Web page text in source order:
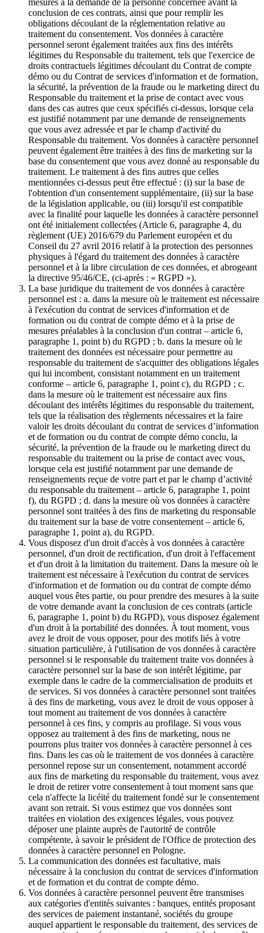
mesures à la demande de la personne concernée avant la
conclusion de ces contrats, ainsi que pour remplir les
obligations découlant de la réglementation relative au
traitement du consentement. Vos données à caractère
personnel seront également traitées aux fins des intérêts
légitimes du Responsable du traitement, tels que l'exercice de
droits contractuels légitimes découlant du Contrat de compte
démo ou du Contrat de services d'information et de formation,
la sécurité, la prévention de la fraude ou le marketing direct du
Responsable du traitement et la prise de contact avec vous
dans des cas autres que ceux spécifiés ci-dessus, lorsque cela
est justifié notamment par une demande de renseignements
que vous avez adressée et par le champ d'activité du
Responsable du traitement. Vos données à caractère personnel
peuvent également être traitées à des fins de marketing sur la
base du consentement que vous avez donné au responsable du
traitement. Le traitement à des fins autres que celles
mentionnées ci-dessus peut être effectué : (i) sur la base de
l'obtention d'un consentement supplémentaire, (ii) sur la base
de la législation applicable, ou (iii) lorsqu'il est compatible
avec la finalité pour laquelle les données à caractère personnel
ont été initialement collectées (Article 6, paragraphe 4, du
règlement (UE) 2016/679 du Parlement européen et du
Conseil du 27 avril 2016 relatif à la protection des personnes
physiques à l'égard du traitement des données à caractère
personnel et à la libre circulation de ces données, et abrogeant
la directive 95/46/CE, (ci-après : « RGPD »).
La base juridique du traitement de vos données à caractère
personnel est : a. dans la mesure où le traitement est nécessaire
à l'exécution du contrat de services d'information et de
formation ou du contrat de compte démo et à la prise de
mesures préalables à la conclusion d'un contrat – article 6,
paragraphe 1, point b) du RGPD ; b. dans la mesure où le
traitement des données est nécessaire pour permettre au
responsable du traitement de s'acquitter des obligations légales
qui lui incombent, consistant notamment en un traitement
conforme – article 6, paragraphe 1, point c), du RGPD ; c.
dans la mesure où le traitement est nécessaire aux fins
découlant des intérêts légitimes du responsable du traitement,
tels que la réalisation des règlements nécessaires et la faire
valoir les droits découlant du contrat de services d’information
et de formation ou du contrat de compte démo conclu, la
sécurité, la prévention de la fraude ou le marketing direct du
responsable du traitement ou la prise de contact avec vous,
lorsque cela est justifié notamment par une demande de
renseignements reçue de votre part et par le champ d’activité
du responsable du traitement – article 6, paragraphe 1, point
f), du RGPD ; d. dans la mesure où vos données à caractère
personnel sont traitées à des fins de marketing du responsable
du traitement sur la base de votre consentement – article 6,
paragraphe 1, point a), du RGPD.
Vous disposez d'un droit d'accès à vos données à caractère
personnel, d'un droit de rectification, d'un droit à l'effacement
et d'un droit à la limitation du traitement. Dans la mesure où le
traitement est nécessaire à l'exécution du contrat de services
d'information et de formation ou du contrat de compte démo
auquel vous êtes partie, ou pour prendre des mesures à la suite
de votre demande avant la conclusion de ces contrats (article
6, paragraphe 1, point b) du RGPD), vous disposez également
d'un droit à la portabilité des données. À tout moment, vous
avez le droit de vous opposer, pour des motifs liés à votre
situation particulière, à l'utilisation de vos données à caractère
personnel si le responsable du traitement traite vos données à
caractère personnel sur la base de son intérêt légitime, par
exemple dans le cadre de la commercialisation de produits et
de services. Si vos données à caractère personnel sont traitées
à des fins de marketing, vous avez le droit de vous opposer à
tout moment au traitement de vos données à caractère
personnel à ces fins, y compris au profilage. Si vous vous
opposez au traitement à des fins de marketing, nous ne
pourrons plus traiter vos données à caractère personnel à ces
fins. Dans les cas où le traitement de vos données à caractère
personnel repose sur un consentement, notamment accordé
aux fins de marketing du responsable du traitement, vous avez
le droit de retirer votre consentement à tout moment sans que
cela n'affecte la licéité du traitement fondé sur le consentement
avant son retrait. Si vous estimez que vos données sont
traitées en violation des exigences légales, vous pouvez
déposer une plainte auprès de l'autorité de contrôle
compétente, à savoir le président de l'Office de protection des
données à caractère personnel en Pologne.
La communication des données est facultative, mais
nécessaire à la conclusion du contrat de services d'information
et de formation et du contrat de compte démo.
Vos données à caractère personnel peuvent être transmises
aux catégories d'entités suivantes : banques, entités proposant
des services de paiement instantané, sociétés du groupe
auquel appartient le responsable du traitement, des services de